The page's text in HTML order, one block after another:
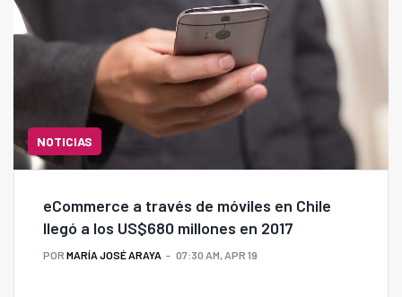
NOTICIAS
eCommerce a través de móviles en Chile
llegó a los US$680 millones en 2017
POR MARÍA JOSÉ ARAYA 07:30 AM, APR 19